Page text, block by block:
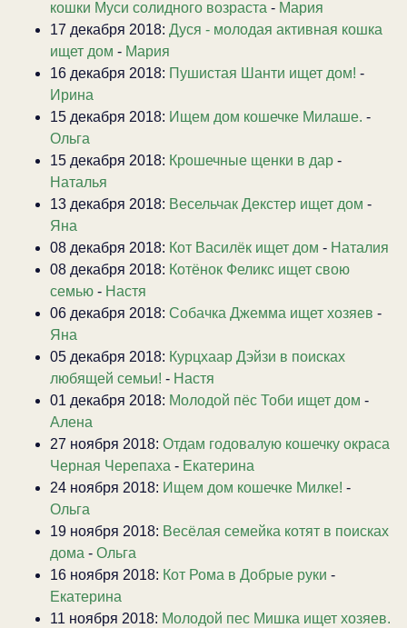
кошки Муси солидного возраста - Мария
17 декабря 2018: Дуся - молодая активная кошка
ищет дом - Мария
16 декабря 2018: Пушистая Шанти ищет дом! -
Ирина
15 декабря 2018: Ищем дом кошечке Милаше. -
Ольга
15 декабря 2018: Крошечные щенки в дар -
Наталья
13 декабря 2018: Весельчак Декстер ищет дом -
Яна
08 декабря 2018: Кот Василёк ищет дом - Наталия
08 декабря 2018: Котёнок Феликс ищет свою
семью - Настя
06 декабря 2018: Собачка Джемма ищет хозяев -
Яна
05 декабря 2018: Курцхаар Дэйзи в поисках
любящей семьи! - Настя
01 декабря 2018: Молодой пёс Тоби ищет дом -
Алена
27 ноября 2018: Отдам годовалую кошечку окраса
Черная Черепаха - Екатерина
24 ноября 2018: Ищем дом кошечке Милке! -
Ольга
19 ноября 2018: Весёлая семейка котят в поисках
дома - Ольга
16 ноября 2018: Кот Рома в Добрые руки -
Екатерина
11 ноября 2018: Молодой пес Мишка ищет хозяев.